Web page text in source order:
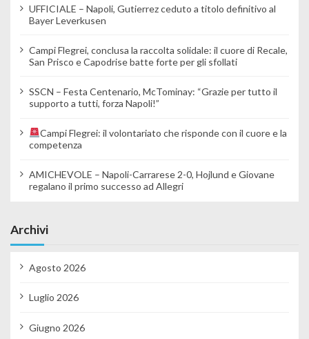
UFFICIALE – Napoli, Gutierrez ceduto a titolo definitivo al
Bayer Leverkusen
Campi Flegrei, conclusa la raccolta solidale: il cuore di Recale,
San Prisco e Capodrise batte forte per gli sfollati
SSCN – Festa Centenario, McTominay: “Grazie per tutto il
supporto a tutti, forza Napoli!”
Campi Flegrei: il volontariato che risponde con il cuore e la
competenza
AMICHEVOLE – Napoli-Carrarese 2-0, Hojlund e Giovane
regalano il primo successo ad Allegri
Archivi
Agosto 2026
Luglio 2026
Giugno 2026